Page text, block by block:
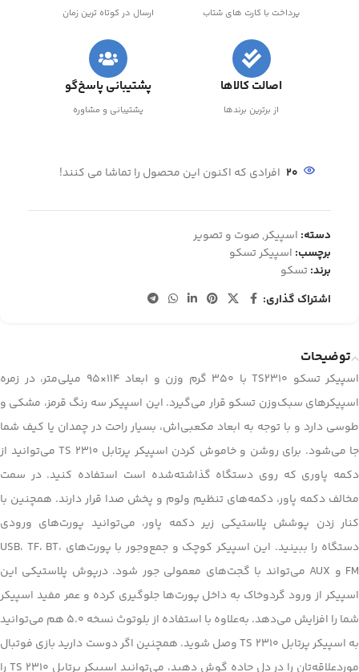
پرداخت با کارت های شتاب ارسال در کوتاه ترین زمان
اصالت کالاها
از برترین برندها
پشتیبانی پاسخ‌گو
پشتیبانی و مشاوره
20 افرادی که اکنون این محصول را تماشا می کنند!
دسته: اسپیکر, صوت و تصویر
برچسب: اسپیکر تسکو
برند:تسکو
اشتراک گذاری:
توضیحات
اسپیکر تسکو TS2310 با 350 گرم وزن و ابعاد 114×95 میلی‌متر، در زمره
اسپیکرهای سبک‌وزن تسکو قرار می‌گیرد. این اسپیکر سه رنگ قرمز، مشکی و
طوسی دارد و با توجه به ابعاد مکعبی‌اش، بسیار راحت در چمدان یا کیف شما
جا می‌شود. برای روشن و خاموش کردن اسپیکر پرتابل TS 2310 می‌توانید از
دکمه پاوری که روی دستگاه گذاشته‌شده است استفاده کنید. در سمت
مخالف دکمه پاور، دکمه‌های تنظیم ولوم و پخش صدا قرار دارند. همچنین با
کنار زدن پوشش پلاستیکی زیر دکمه پاور، می‌توانید پورت‌های ورودی
دستگاه را ببینید. این اسپیکر کوچک و جمع‌وجور با پورت‌های USB، TF، BT،
FM و AUX می‌تواند با گجت‌های معمولی جور شود. درپوش پلاستیکی این
اسپیکر از ورود گردوخاک به داخل پورت‌ها جلوگیری کرده و عمر مفید اسپیکر
شما را افزایش می‌دهد. به‌علاوه با استفاده از بلوتوث نسخه 5.0 هم می‌توانید
به اسپیکر پرتابل TS 2310 وصل شوید. همچنین اگر دوست دارید بازی فوتبال
موردعلاقه‌تان را در دل جاده گوش دهید، می‌توانید اسپیکر پرتابل TS 2310 را